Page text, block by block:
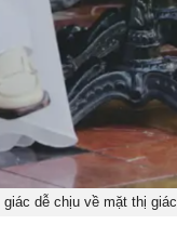
dễ chịu về mặt thị giác.